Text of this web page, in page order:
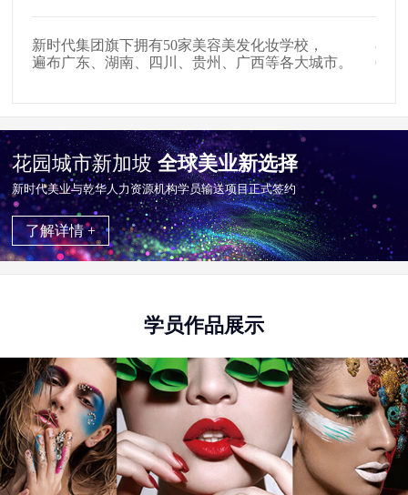
在全国拥有509家美发店、907家影楼影视公司，
654家中高级美容会所就业合作单位。
户外
掌握
花园城市新加坡全球美业新选择
新时代美业与乾华⼈⼒资源机构学员输送项目正式签约
了解详情 +
学员作品展示